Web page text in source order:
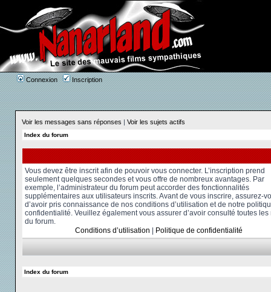
Connexion Inscription
Voir les messages sans réponses | Voir les sujets actifs
Index du forum
Vous devez être inscrit afin de pouvoir vous connecter. L’inscription prend
seulement quelques secondes et vous offre de nombreux avantages. Par
exemple, l’administrateur du forum peut accorder des fonctionnalités
supplémentaires aux utilisateurs inscrits. Avant de vous inscrire, assurez-
d’avoir pris connaissance de nos conditions d’utilisation et de notre
confidentialité. Veuillez également vous assurer d’avoir consulté toutes les
du forum.
Conditions d’utilisation
Politique de confidentialité
Index du forum